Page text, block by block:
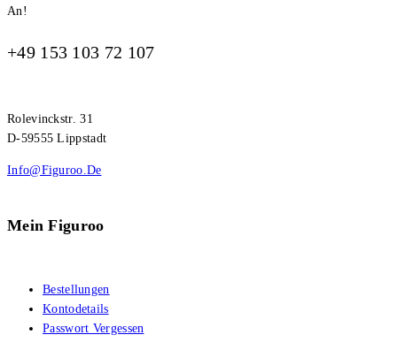
An!
+49 153 103 72 107
Rolevinckstr. 31
D-59555 Lippstadt
Info@figuroo.de
Mein Figuroo
Bestellungen
Kontodetails
Passwort Vergessen